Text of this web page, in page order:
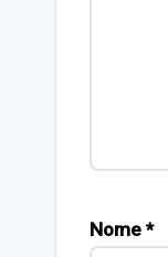
Nome *